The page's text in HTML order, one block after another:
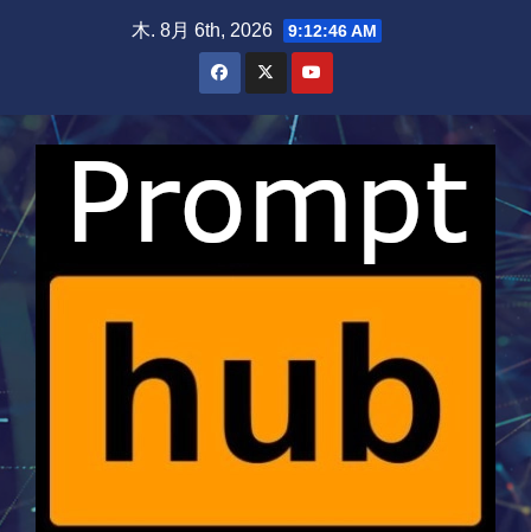
木. 8月 6th, 2026 9:12:46 AM